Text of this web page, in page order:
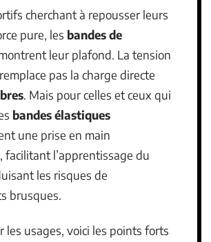
cherchant à repousser leurs
pure, les bandes de
leur plafond. La tension
pas la charge directe
. Mais pour celles et ceux qui
bandes élastiques
une prise en main
facilitant l’apprentissage du
les risques de
brusques.
les usages, voici les points forts